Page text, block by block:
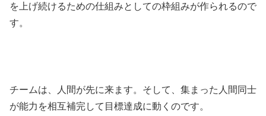
を上げ続けるための仕組みとしての枠組みが作られるので
す。
チームは、人間が先に来ます。そして、集まった人間同士
が能力を相互補完して目標達成に動くのです。